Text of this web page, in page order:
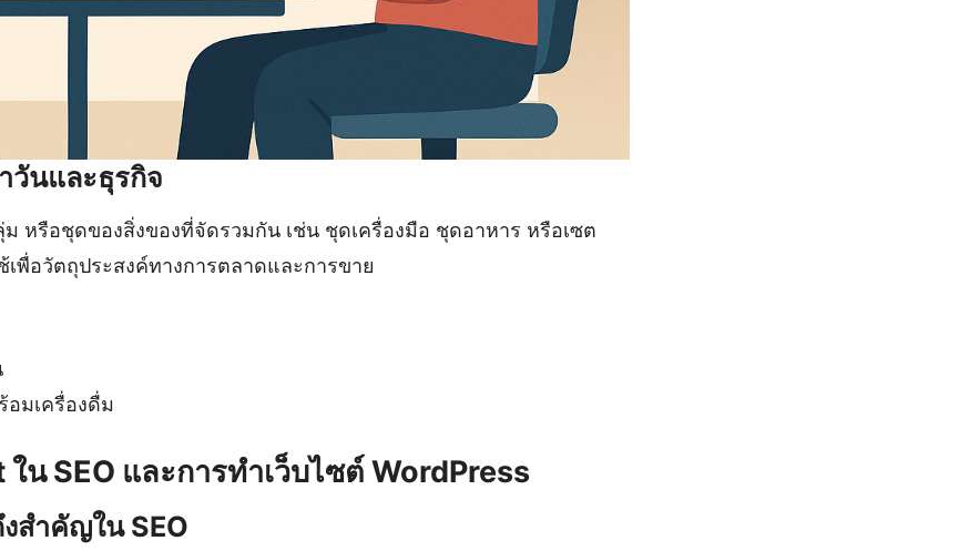
วันและธุรกิจ
ม หรือชุดของสิ่งของที่จัดรวมกัน เช่น ชุดเครื่องมือ ชุดอาหาร หรือเซต
พื่อวัตถุประสงค์ทางการตลาดและการขาย
อมเครื่องดื่ม
ใน SEO และการทำเว็บไซต์ WordPress
สำคัญใน SEO